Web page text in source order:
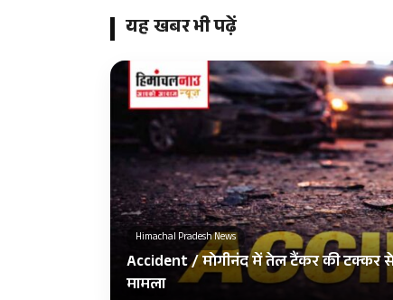
यह खबर भी पढ़ें
Himachal Pradesh News
Accident / मोगीनंद में तेल टैंकर की टक्कर
मामला